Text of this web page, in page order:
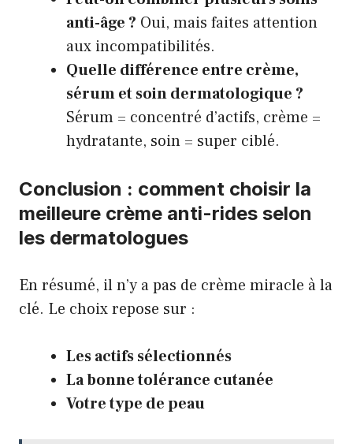
anti-âge ? Oui, mais faites attention
aux incompatibilités.
Quelle différence entre crème,
sérum et soin dermatologique ?
Sérum = concentré d’actifs, crème =
hydratante, soin = super ciblé.
Conclusion : comment choisir la
meilleure crème anti-rides selon
les dermatologues
En résumé, il n’y a pas de crème miracle à la
clé. Le choix repose sur :
Les actifs sélectionnés
La bonne tolérance cutanée
Votre type de peau